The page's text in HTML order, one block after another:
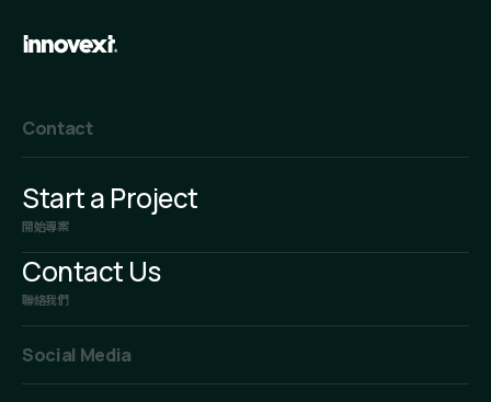
Contact
Start a Project
開始專案
Contact Us
聯絡我們
Social Media